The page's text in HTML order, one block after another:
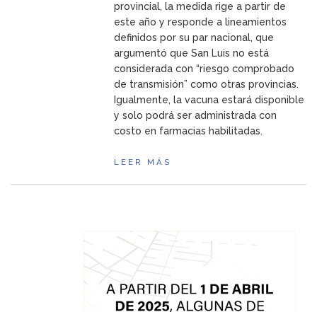
provincial, la medida rige a partir de
este año y responde a lineamientos
definidos por su par nacional, que
argumentó que San Luis no está
considerada con “riesgo comprobado
de transmisión” como otras provincias.
Igualmente, la vacuna estará disponible
y solo podrá ser administrada con
costo en farmacias habilitadas.
LEER MÁS